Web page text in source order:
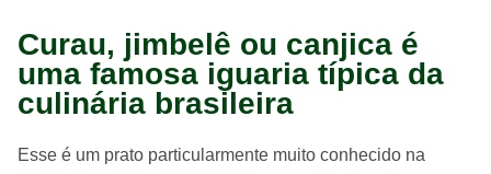
Curau, jimbelê ou canjica é
uma famosa iguaria típica da
culinária brasileira
Esse é um prato particularmente muito conhecido na